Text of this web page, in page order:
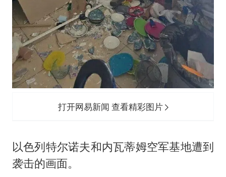
打开网易新闻 查看精彩图片
以色列特尔诺夫和内瓦蒂姆空军基地遭到
袭击的画面。